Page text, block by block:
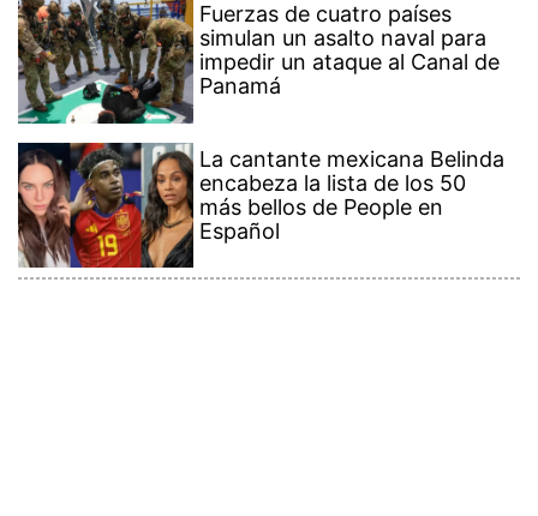
Fuerzas de cuatro países
simulan un asalto naval para
impedir un ataque al Canal de
Panamá
La cantante mexicana Belinda
encabeza la lista de los 50
más bellos de People en
Español